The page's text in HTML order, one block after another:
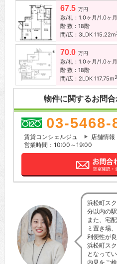
67.5 万円
敷/礼：1.0ヶ月/1.0ヶ月
階 数：18階
間/広：3LDK 115.22m
70.0 万円
敷/礼：1.0ヶ月/1.0ヶ月
階 数：18階
間/広：2LDK 117.75m2
物件に関するお問
03-5468-
賃貸コンシェルジュ
店舗情報
営業時間：10:00～19:00
浜松町ス
分以内の
また、宅
ミ置き場
利便性が
浜松町ス
となってい
内見をご